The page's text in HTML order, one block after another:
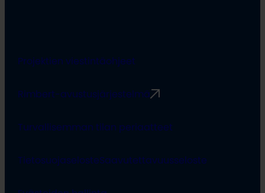
Projektien viestintäohjeet
Rimbert-avustusjärjestelmä
Turvallisemman tilan periaatteet
TietosuojaselosteSaavutettavuusseloste